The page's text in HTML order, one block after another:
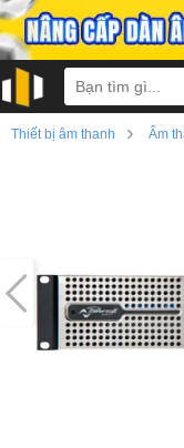
Thiết bị âm thanh › Âm